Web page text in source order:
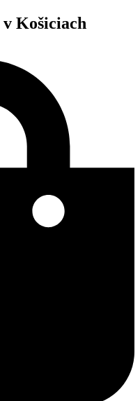
v Košiciach